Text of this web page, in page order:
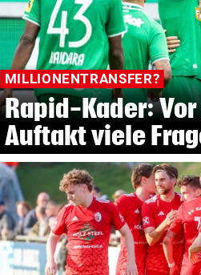
MILLIONENTRANSFER?
Rapid-Kader:
Auftakt viele